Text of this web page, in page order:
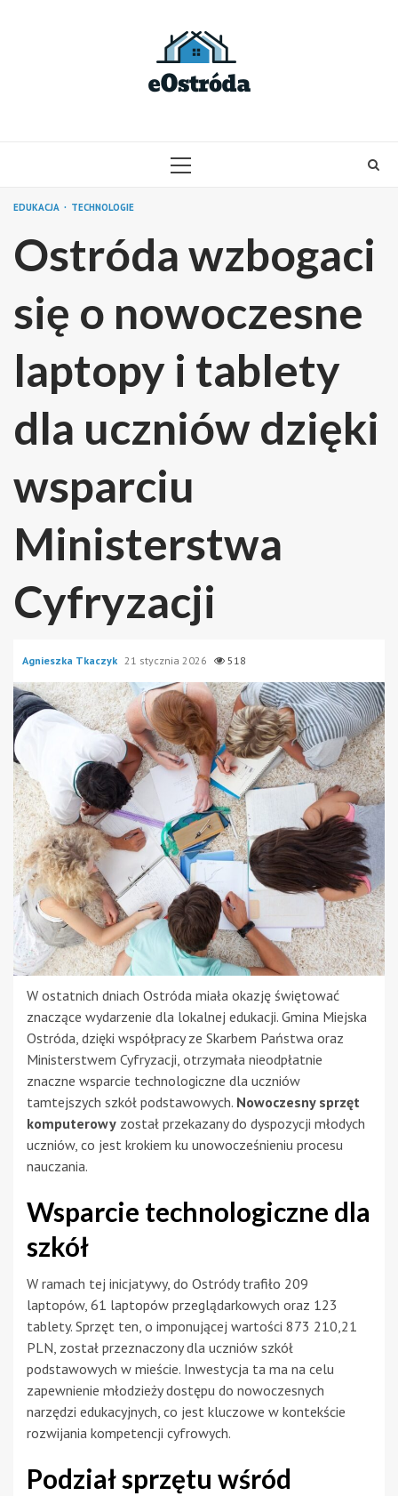
PRIMARY
EDUKACJA TECHNOLOGIE
Ostróda wzbogaci
się o nowoczesne
laptopy i tablety
dla uczniów dzięki
wsparciu
Ministerstwa
Cyfryzacji
Agnieszka Tkaczyk 21 stycznia 2026 518
W ostatnich dniach Ostróda miała okazję świętować
znaczące wydarzenie dla lokalnej edukacji. Gmina Miejska
Ostróda, dzięki współpracy ze Skarbem Państwa oraz
Ministerstwem Cyfryzacji, otrzymała nieodpłatnie
znaczne wsparcie technologiczne dla uczniów
tamtejszych szkół podstawowych. Nowoczesny sprzęt
komputerowy został przekazany do dyspozycji młodych
uczniów, co jest krokiem ku unowocześnieniu procesu
nauczania.
Wsparcie technologiczne dla
szkół
W ramach tej inicjatywy, do Ostródy trafiło 209
laptopów, 61 laptopów przeglądarkowych oraz 123
tablety. Sprzęt ten, o imponującej wartości 873 210,21
PLN, został przeznaczony dla uczniów szkół
podstawowych w mieście. Inwestycja ta ma na celu
zapewnienie młodzieży dostępu do nowoczesnych
narzędzi edukacyjnych, co jest kluczowe w kontekście
rozwijania kompetencji cyfrowych.
Podział sprzętu wśród